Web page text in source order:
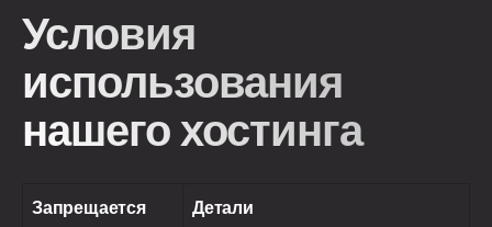
Хостинг для сайта
Проксирование
Выделенные сервера
Условия
использования
нашего хостинга
Запрещается
Детали